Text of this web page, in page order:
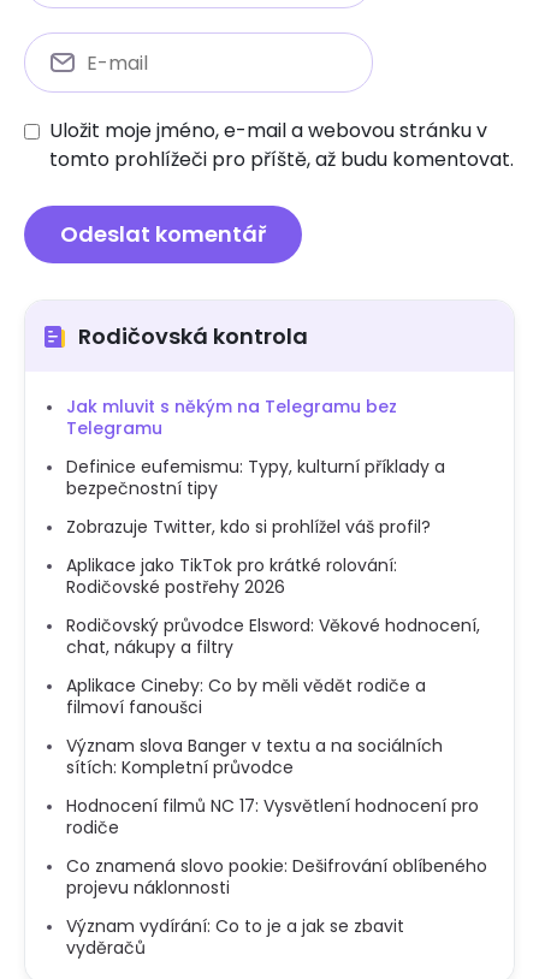
Uložit moje jméno, e-mail a webovou stránku v
tomto prohlížeči pro příště, až budu komentovat.
Rodičovská kontrola
Jak mluvit s někým na Telegramu bez
Telegramu
Definice eufemismu: Typy, kulturní příklady a
bezpečnostní tipy
Zobrazuje Twitter, kdo si prohlížel váš profil?
Aplikace jako TikTok pro krátké rolování:
Rodičovské postřehy 2026
Rodičovský průvodce Elsword: Věkové hodnocení,
chat, nákupy a filtry
Aplikace Cineby: Co by měli vědět rodiče a
filmoví fanoušci
Význam slova Banger v textu a na sociálních
sítích: Kompletní průvodce
Hodnocení filmů NC 17: Vysvětlení hodnocení pro
rodiče
Co znamená slovo pookie: Dešifrování oblíbeného
projevu náklonnosti
Význam vydírání: Co to je a jak se zbavit
vyděračů